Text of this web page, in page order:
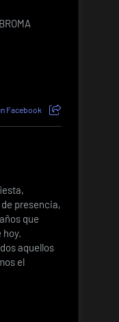
Facebook
presencia,
que
aquellos
el